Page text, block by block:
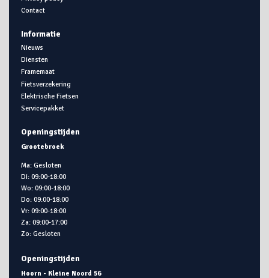
Contact
Informatie
Nieuws
Diensten
Framemaat
Fietsverzekering
Elektrische Fietsen
Servicepakket
Openingstijden
Grootebroek
Ma: Gesloten
Di: 09:00-18:00
Wo: 09:00-18:00
Do: 09:00-18:00
Vr: 09:00-18:00
Za: 09:00-17:00
Zo: Gesloten
Openingstijden
Hoorn - Kleine Noord 56